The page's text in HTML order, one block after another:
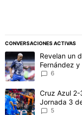
CONVERSACIONES ACTIVAS
Este listado muestra
Un artículo deRevelan un
Fernández
6
Un artículo deCruz Azul
Jornada 3
5